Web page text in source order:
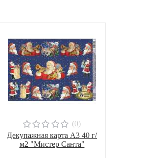
(0)
Декупажная карта А3 40 г/
м2 "Мистер Санта"